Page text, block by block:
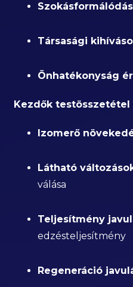
Szokásformálódás
Társasági
Önhatékonyság
Kezdők testösszetétel
Izomerő
Látható
válása
Teljesítmény
edzésteljesítmény
Regeneráció